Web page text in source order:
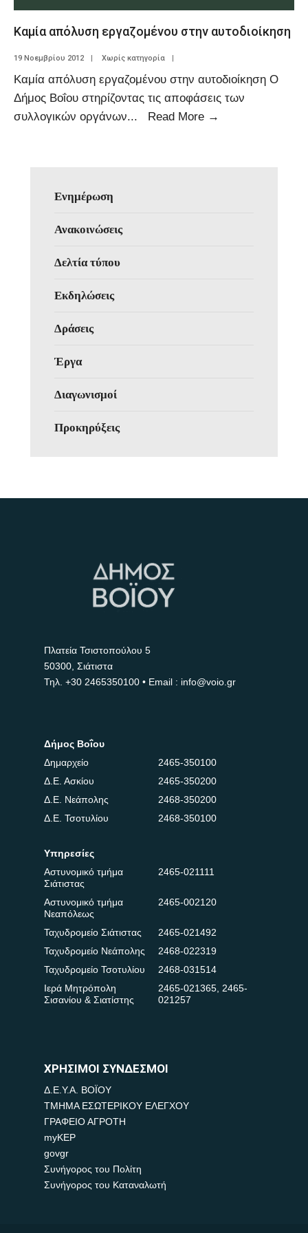
Καμία απόλυση εργαζομένου στην αυτοδιοίκηση
19 Νοεμβρίου 2012 | Χωρίς κατηγορία |
Καμία απόλυση εργαζομένου στην αυτοδιοίκηση Ο
Δήμος Βοΐου στηρίζοντας τις αποφάσεις των
συλλογικών οργάνων... Read More →
Ενημέρωση
Ανακοινώσεις
Δελτία τύπου
Εκδηλώσεις
Δράσεις
Έργα
Διαγωνισμοί
Προκηρύξεις
Πλατεία Τσιστοπούλου 5
50300, Σιάτιστα
Τηλ. +30 2465350100 • Email : info@voio.gr
Δήμος Βοΐου
Δημαρχείο
2465-350100
Δ.Ε. Ασκίου
2465-350200
Δ.Ε. Νεάπολης
2468-350200
Δ.Ε. Τσοτυλίου
2468-350100
Υπηρεσίες
Αστυνομικό τμήμα
Σιάτιστας
2465-021111
Αστυνομικό τμήμα
Νεαπόλεως
2465-002120
Ταχυδρομείο Σιάτιστας
2465-021492
Ταχυδρομείο Νεάπολης
2468-022319
Ταχυδρομείο Τσοτυλίου
2468-031514
Ιερά Μητρόπολη
Σισανίου & Σιατίστης
2465-021365, 2465-
021257
ΧΡΗΣΙΜΟΙ ΣΥΝΔΕΣΜΟΙ
Δ.Ε.Υ.Α. ΒΟΪΟΥ
ΤΜΗΜΑ ΕΣΩΤΕΡΙΚΟΥ ΕΛΕΓΧΟΥ
ΓΡΑΦΕΙΟ ΑΓΡΟΤΗ
myKEP
govgr
Συνήγορος του Πολίτη
Συνήγορος του Καταναλωτή